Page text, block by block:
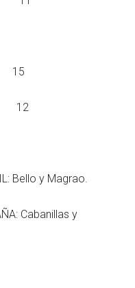
15
12
Bello y Magrao.
Cabanillas y